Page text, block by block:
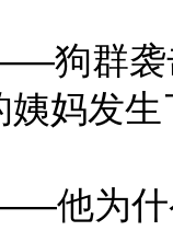
狗群袭
妈发
他为什